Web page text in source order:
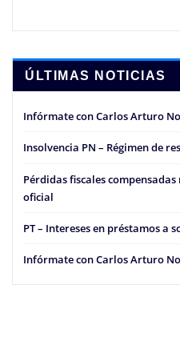
ÚLTIMAS NOTICIAS
Infórmate con Carlos Arturo
Insolvencia PN – Régimen de
Pérdidas fiscales
oficial
PT – Intereses en préstamos a
Infórmate con Carlos Arturo